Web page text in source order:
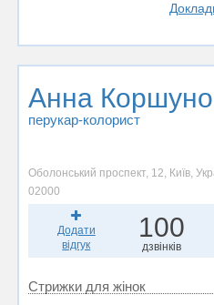
Анна
перукар-колорист
Оболонський проспект, 12, Київ,
02000
Додати
відгук
100
дзвінків
Стрижки для жінок